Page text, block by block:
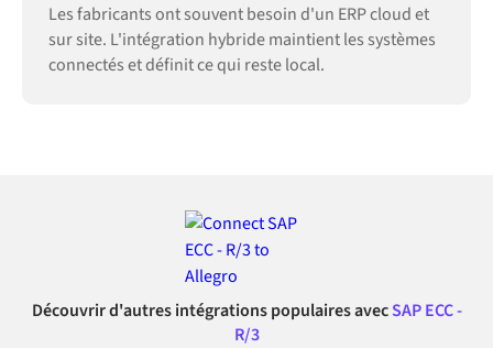
Les fabricants ont souvent besoin d'un ERP cloud et
sur site. L'intégration hybride maintient les systèmes
connectés et définit ce qui reste local.
Découvrir d'autres intégrations populaires avecSAP ECC -
R/3